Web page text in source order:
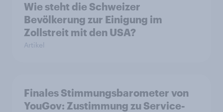
Wie steht die Schweizer
Bevölkerung zur Einigung im
Zollstreit mit den USA?
Artikel
Finales Stimmungsbarometer von
YouGov: Zustimmung zu Service-